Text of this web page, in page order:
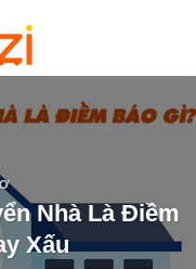
Nhà Là Điềm
Xấu